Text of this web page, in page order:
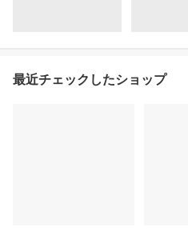
最近チェックしたショップ